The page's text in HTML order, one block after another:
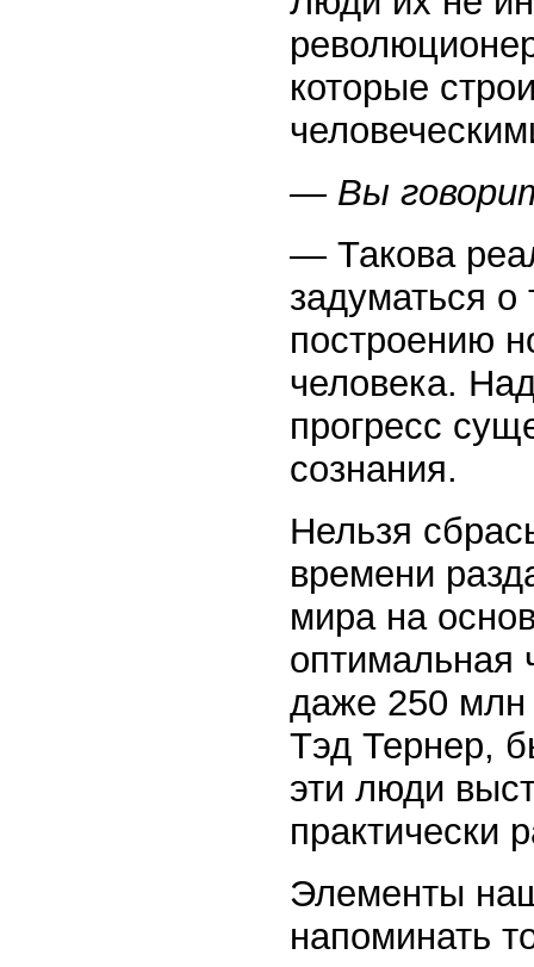
которые
— Вы
— Такова
задуматься
построению
человека.
прогресс
сознания.
Нельзя
времени
мира на
оптимальная
даже 250 млн
Тэд Тернер,
эти люди
практически
Элементы
напоминать